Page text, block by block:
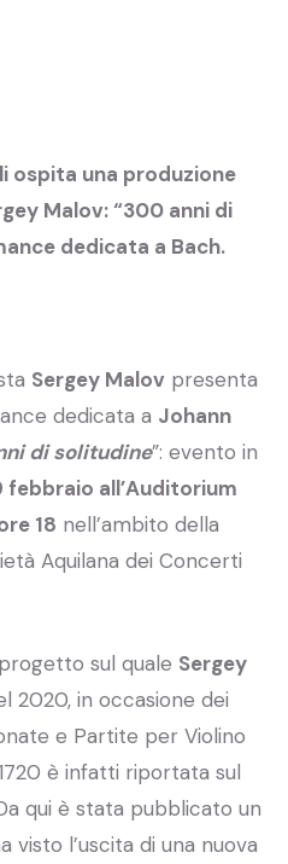
ospita una produzione
Malov: “300 anni di
dedicata a Bach.
Sergey Malov presenta
dedicata a Johann
di solitudine”: evento in
febbraio all’Auditorium
18 nell’ambito della
Aquilana dei Concerti
sul quale Sergey
2020, in occasione dei
e Partite per Violino
è infatti riportata sul
qui è stata pubblicato un
visto l’uscita di una nuova